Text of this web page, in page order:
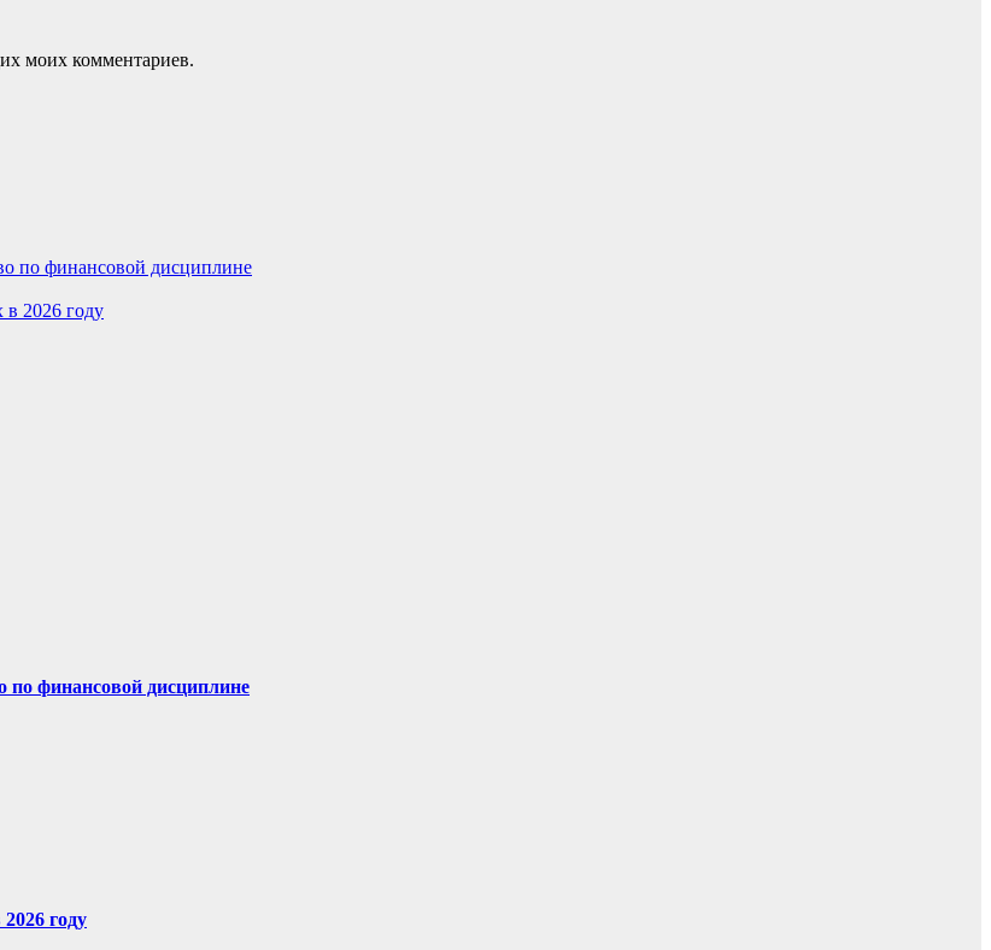
моих комментариев.
по финансовой дисциплине
в 2026 году
по финансовой дисциплине
году